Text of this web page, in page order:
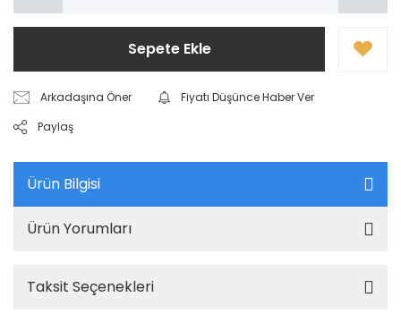
Sepete Ekle
Arkadaşına Öner
Fiyatı Düşünce Haber Ver
Paylaş
Ürün Bilgisi
Ürün Yorumları
Taksit Seçenekleri